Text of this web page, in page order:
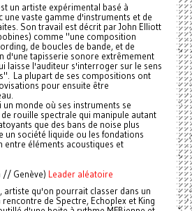
un artiste expérimental basé à
une vaste gamme d'instruments et de
Son travail est décrit par John Elliott
comme "une composition
de boucles de bande, et de
d'une tapisserie sonore extrêmement
laisse l'auditeur s'interroger sur le sens
La plupart de ses compositions ont
pour ensuite être
un monde où ses instruments se
rouille spectrale qui manipule autant
que des bans de noise plus
un société liquide ou les fondations
entre éléments acoustiques et
// Genève) Leader aléatoire
artiste qu'on pourrait classer dans un
de Spectre, Echoplex et King